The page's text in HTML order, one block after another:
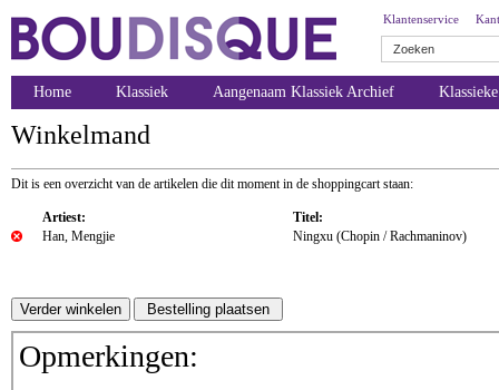
Klantenservice
Home Klassiek Aangenaam Klassiek Archief
Winkelmand
Dit is een overzicht van de artikelen die dit moment in de shoppingcart staan:
Artiest:
Titel:
Han, Mengjie
Ningxu (Chopin / Rachmaninov)
Opmerkingen: